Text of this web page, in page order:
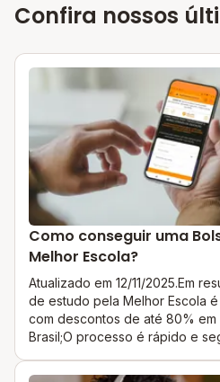
Confira nossos
Como conseguir uma
Melhor Escola?
Atualizado em 12/11/2025.Em
de estudo pela Melhor Escola é
com descontos de até 80%
Brasil;O processo é rápido e
cartão, boleto ou PIX;Ao